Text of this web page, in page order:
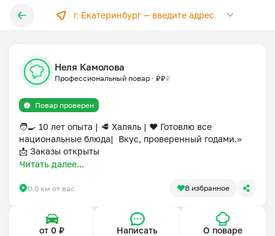
г. Екатеринбург —введите адрес
Неля Камолова
Профессиональный повар · ₽₽₽
Повар проверен
🧑‍🍳 10 лет опыта | 🥩 Халяль | ❤️ Готовлю все
национальные блюда|  Вкус, проверенный годами.»
📩 Заказы открыты
Читать далее...
0.0 км от вас В избранное
от 0 ₽ Написать О поваре